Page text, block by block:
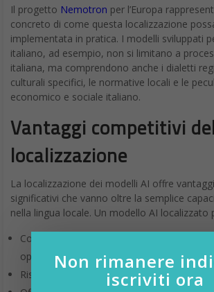
Il progetto Nemotron per l’Europa
concreto di come questa localizzazione
implementata in pratica. I modelli sviluppati
italiano, ad esempio, non si limitano a
italiana, ma comprendono anche i dialetti
culturali specifici, le normative locali e le
economico e sociale italiano.
Vantaggi competitivi
localizzazione
La localizzazione dei modelli AI offre
significativi che vanno oltre la semplice
nella lingua locale. Un modello AI localizzato
Comprendere meglio il contesto culturale
opera
Rispettare automaticamente le normative
Non rimanere
iscriviti ora